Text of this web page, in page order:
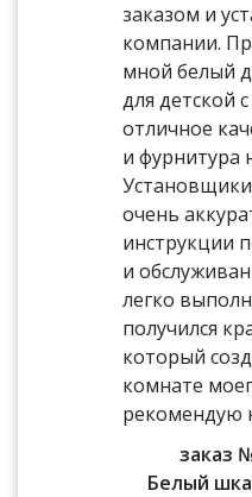
заказом и
компании.
мной белый
для детской
отличное
и фурнитура
очень
инструкции
и
легко
получился
который
комнате
рекомендую
заказ
Белый